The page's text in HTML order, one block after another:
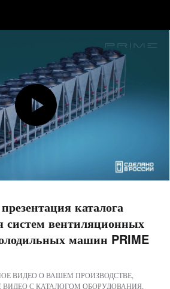
каталога
систем вентиляционных
машин PRIME
ВИДЕО О ВАШЕМ ПРОИЗВОДСТВЕ,
ВИДЕО С КАТАЛОГОМ ОБОРУДОВАНИЯ,